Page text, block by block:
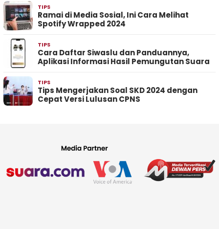
TIPS
Ramai di Media Sosial, Ini Cara Melihat
Spotify Wrapped 2024
TIPS
Cara Daftar Siwaslu dan Panduannya,
Aplikasi Informasi Hasil Pemungutan Suara
TIPS
Tips Mengerjakan Soal SKD 2024 dengan
Cepat Versi Lulusan CPNS